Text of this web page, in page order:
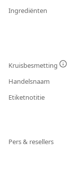
Ingrediënten
Kruisbesmetting
Handelsnaam
Etiketnotitie
Pers & resellers